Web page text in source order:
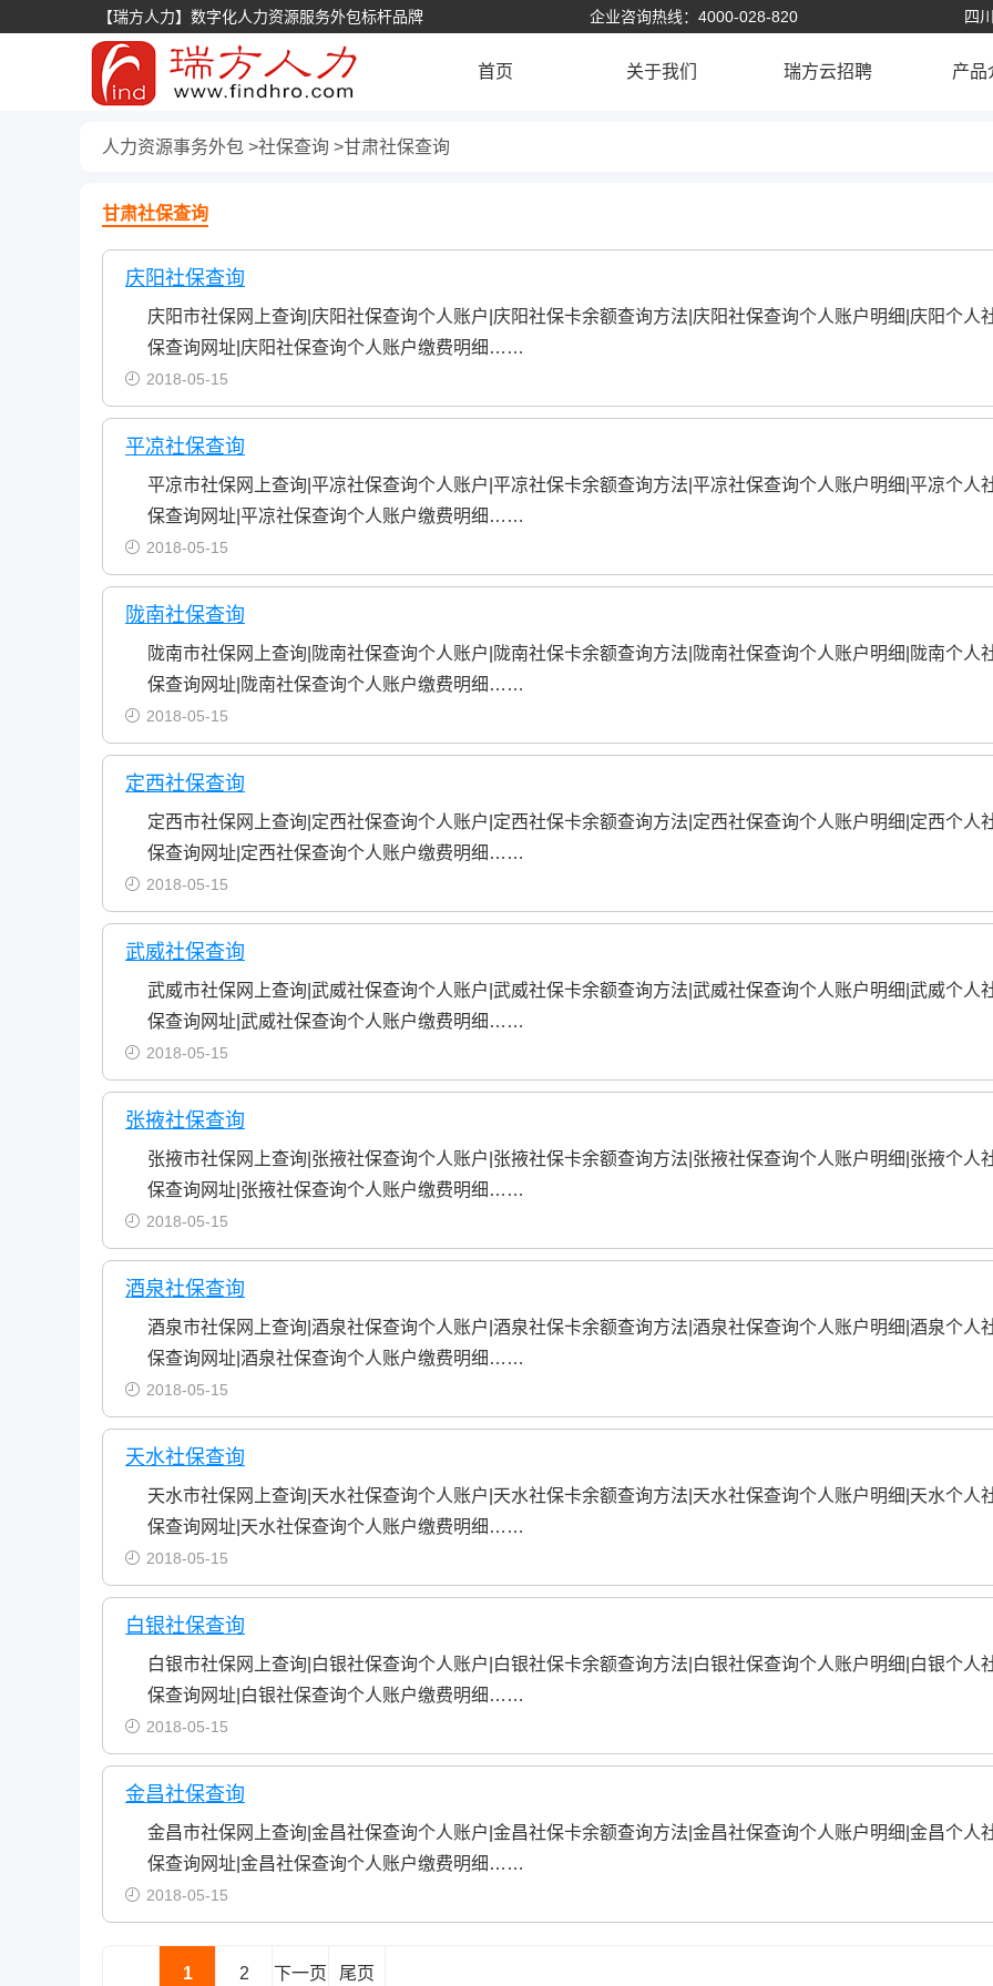
【瑞方人力】数字化人力资源服务外包标杆品牌 企业咨询热线：4000-028-820 四
首页 关于我们 瑞方云招聘 产品
人力资源事务外包 社保查询 甘肃社保查询
甘肃社保查询
庆阳社保查询
庆阳市社保网上查询|庆阳社保查询个人账户|庆阳社保卡余额查询方法|庆阳社保查询个人账户明细|庆阳个人
保查询网址|庆阳社保查询个人账户缴费明细……
2018-05-15
平凉社保查询
平凉市社保网上查询|平凉社保查询个人账户|平凉社保卡余额查询方法|平凉社保查询个人账户明细|平凉个人
保查询网址|平凉社保查询个人账户缴费明细……
2018-05-15
陇南社保查询
陇南市社保网上查询|陇南社保查询个人账户|陇南社保卡余额查询方法|陇南社保查询个人账户明细|陇南个人
保查询网址|陇南社保查询个人账户缴费明细……
2018-05-15
定西社保查询
定西市社保网上查询|定西社保查询个人账户|定西社保卡余额查询方法|定西社保查询个人账户明细|定西个人
保查询网址|定西社保查询个人账户缴费明细……
2018-05-15
武威社保查询
武威市社保网上查询|武威社保查询个人账户|武威社保卡余额查询方法|武威社保查询个人账户明细|武威个人
保查询网址|武威社保查询个人账户缴费明细……
2018-05-15
张掖社保查询
张掖市社保网上查询|张掖社保查询个人账户|张掖社保卡余额查询方法|张掖社保查询个人账户明细|张掖个人
保查询网址|张掖社保查询个人账户缴费明细……
2018-05-15
酒泉社保查询
酒泉市社保网上查询|酒泉社保查询个人账户|酒泉社保卡余额查询方法|酒泉社保查询个人账户明细|酒泉个人
保查询网址|酒泉社保查询个人账户缴费明细……
2018-05-15
天水社保查询
天水市社保网上查询|天水社保查询个人账户|天水社保卡余额查询方法|天水社保查询个人账户明细|天水个人
保查询网址|天水社保查询个人账户缴费明细……
2018-05-15
白银社保查询
白银市社保网上查询|白银社保查询个人账户|白银社保卡余额查询方法|白银社保查询个人账户明细|白银个人
保查询网址|白银社保查询个人账户缴费明细……
2018-05-15
金昌社保查询
金昌市社保网上查询|金昌社保查询个人账户|金昌社保卡余额查询方法|金昌社保查询个人账户明细|金昌个人
保查询网址|金昌社保查询个人账户缴费明细……
2018-05-15
1 2 下一页 尾页